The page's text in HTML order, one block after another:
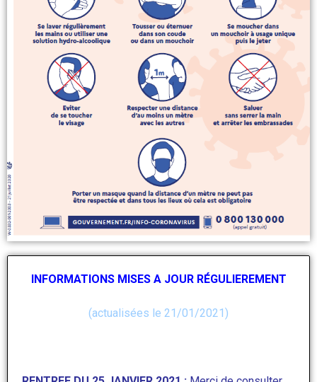
INFORMATIONS MISES A JOUR RÉGULIEREMENT
(actualisées le 21/01/2021)